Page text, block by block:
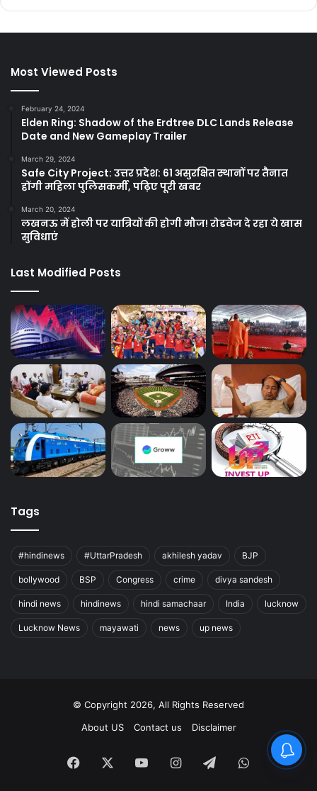
Most Viewed Posts
February 24, 2024
Elden Ring: Shadow of the Erdtree DLC Lands Release
Date and New Gameplay Trailer
March 29, 2024
Safe City Project: उत्तर प्रदेश: 61 असुरक्षित स्थानों पर तैनात
होंगी महिला पुलिसकर्मी, पढ़िए पूरी खबर
March 20, 2024
लखनऊ में होली पर यात्रियों की होगी मौज! रोडवेज दे रहा ये खास
सुविधाएं
Last Modified Posts
Tags
#hindinews #UttarPradesh akhilesh yadav BJP
bollywood BSP Congress crime divya sandesh
hindi news hindinews hindi samachaar India lucknow
Lucknow News mayawati news up news
© Copyright 2026, All Rights Reserved
About US
Contact us Disclaimer
Facebook YouTubeInstagramTelegramWhatsApp